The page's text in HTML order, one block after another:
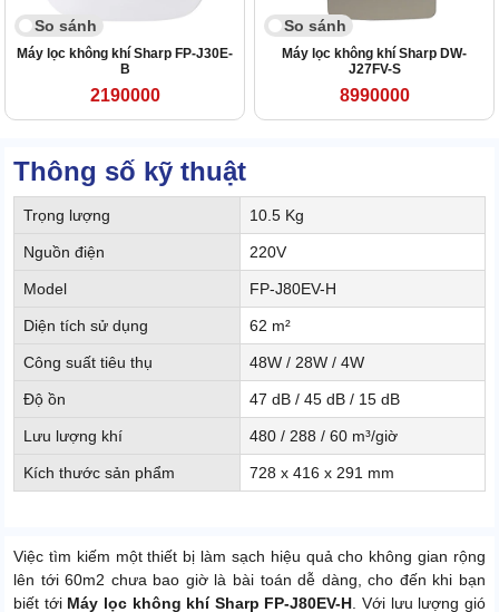
So sánh
Máy lọc không khí Sharp FP-J30E-
B
2190000
So sánh
Máy lọc không khí Sharp DW-
J27FV-S
8990000
Thông số kỹ thuật
Trọng lượng 10.5 Kg
Nguồn điện 220V
Model FP-J80EV-H
Diện tích sử dụng 62 m²
Công suất tiêu thụ 48W / 28W / 4W
Độ ồn 47 dB / 45 dB / 15 dB
Lưu lượng khí 480 / 288 / 60 m³/giờ
Kích thước sản phẩm 728 x 416 x 291 mm
Việc tìm kiếm một thiết bị làm sạch hiệu quả cho không gian rộng
lên tới 60m2 chưa bao giờ là bài toán dễ dàng, cho đến khi bạn
biết tới Máy lọc không khí Sharp FP-J80EV-H . Với lưu lượng gió